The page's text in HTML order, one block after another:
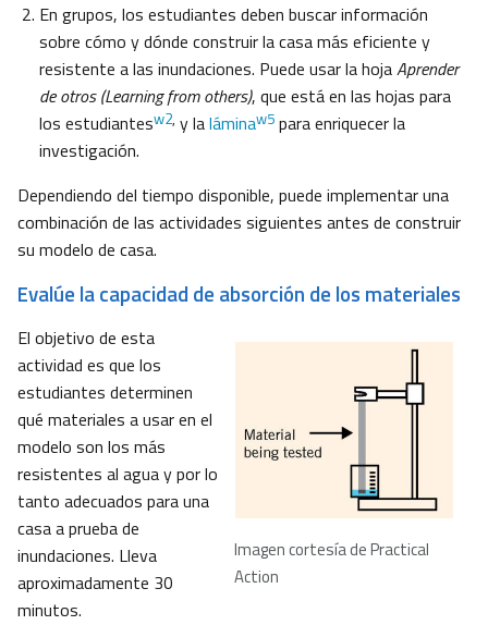
En grupos, los estudiantes deben buscar información
sobre cómo y dónde construir la casa más eficiente y
resistente a las inundaciones. Puede usar la hojaAprender
de otros (Learning from others), que está en las hojas para
los estudiantesw2, y laláminaw5 para enriquecer la
investigación.
Dependiendo del tiempo disponible, puede implementar una
combinación de las actividades siguientes antes de construir
su modelo de casa.
Evalúe la capacidad de absorción de los materiales
Imagen cortesía de Practical
Action
El objetivo de esta
actividad es que los
estudiantes determinen
qué materiales a usar en el
modelo son los más
resistentes al agua y por lo
tanto adecuados para una
casa a prueba de
inundaciones. Lleva
aproximadamente 30
minutos.